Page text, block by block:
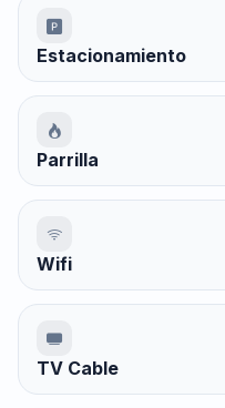
Estacionamiento
Parrilla
Wifi
TV Cable